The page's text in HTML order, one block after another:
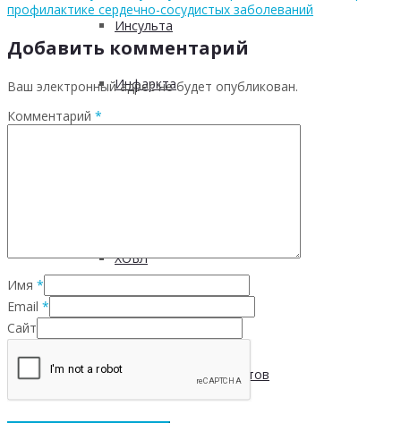
Инсульта
Инфаркта
ХОБЛ
Гепатита С
Безопасность пациентов
профилактике сердечно-сосудистых заболеваний
Добавить комментарий
Ваш электронный адрес не будет опубликован.
Комментарий *
Имя *
Email *
Сайт